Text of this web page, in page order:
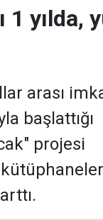
1 yılda,
arası
başlattığı
projesi